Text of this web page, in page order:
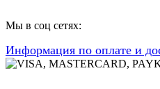
Мы в соц сетях:
Информация по оплате и